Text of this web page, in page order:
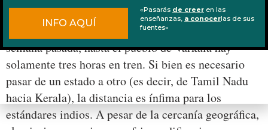
Los principios por el acantilado
Desde Kanyakumari, locación de la crónica de la
semana pasada, hasta el pueblo de Varkala hay
solamente tres horas en tren. Si bien es necesario
pasar de un estado a otro (es decir, de Tamil Nadu
hacia Kerala), la distancia es ínfima para los
estándares indios. A pesar de la cercanía geográfica,
INFO AQUÍ
«Pasarás de creer en las
enseñanzas, a conocerlas de sus
fuentes»